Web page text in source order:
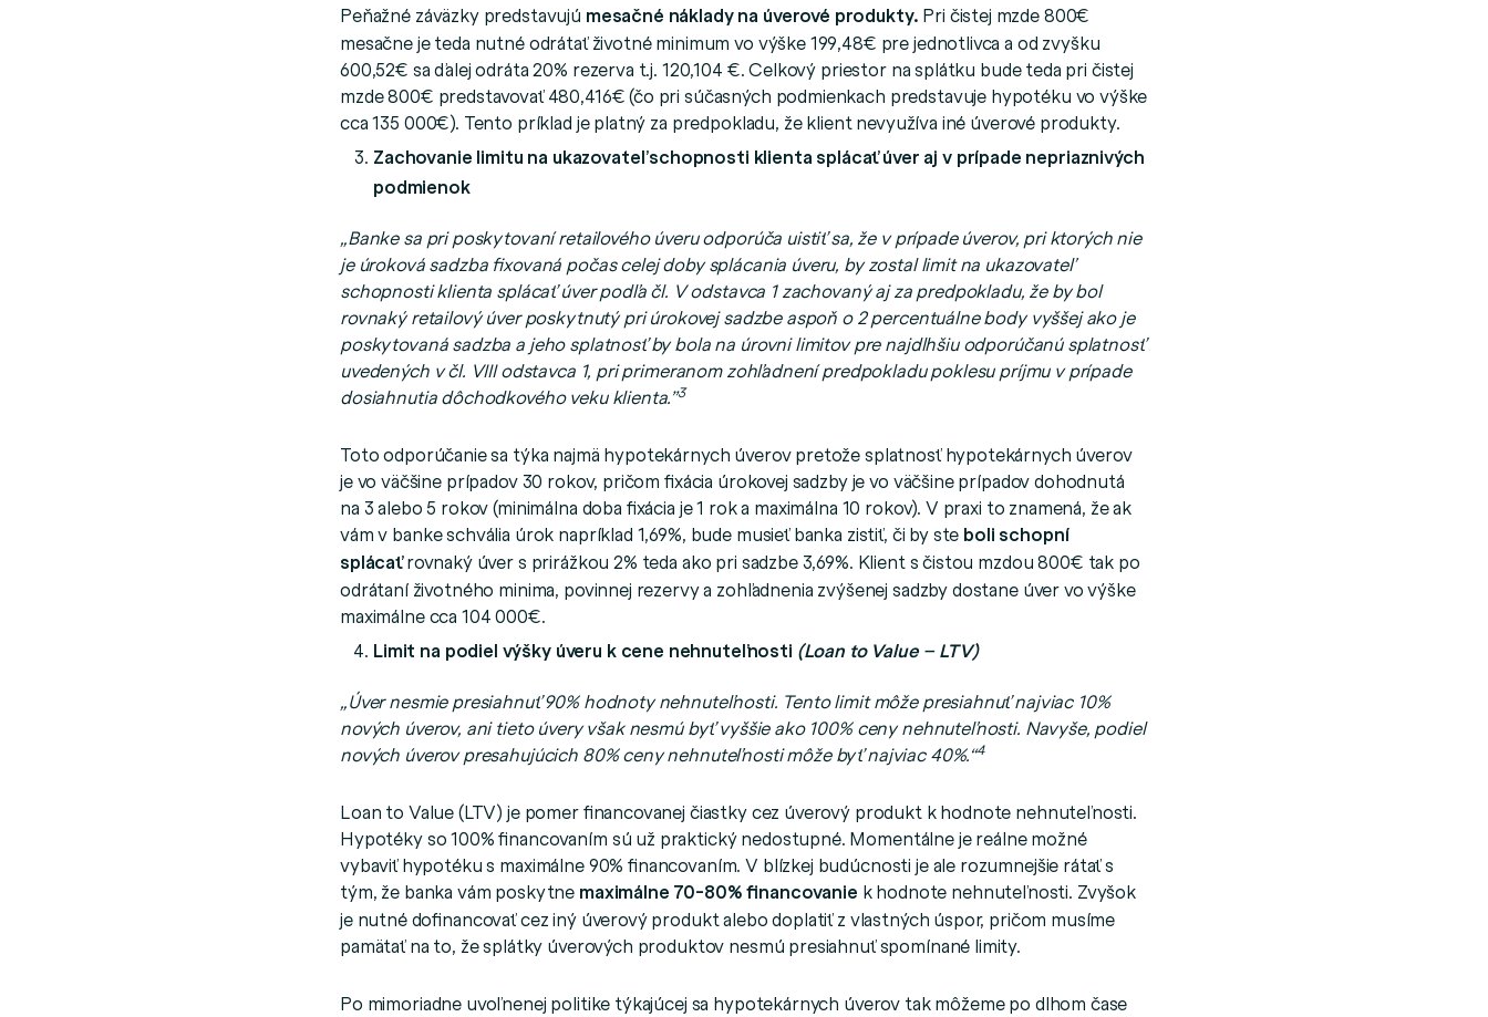
Peňažné záväzky predstavujú mesačné náklady na úverové produkty. Pri čistej mzde 800€
mesačne je teda nutné odrátať životné minimum vo výške 199,48€ pre jednotlivca a od zvyšku
600,52€ sa ďalej odráta 20% rezerva t.j. 120,104 €. Celkový priestor na splátku bude teda pri čistej
mzde 800€ predstavovať 480,416€ (čo pri súčasných podmienkach predstavuje hypotéku vo výške
cca 135 000€). Tento príklad je platný za predpokladu, že klient nevyužíva iné úverové produkty.
Zachovanie limitu na ukazovateľ schopnosti klienta splácať úver aj v prípade nepriaznivých
podmienok
„Banke sa pri poskytovaní retailového úveru odporúča uistiť sa, že v prípade úverov, pri ktorých nie
je úroková sadzba fixovaná počas celej doby splácania úveru, by zostal limit na ukazovateľ
schopnosti klienta splácať úver podľa čl. V odstavca 1 zachovaný aj za predpokladu, že by bol
rovnaký retailový úver poskytnutý pri úrokovej sadzbe aspoň o 2 percentuálne body vyššej ako je
poskytovaná sadzba a jeho splatnosť by bola na úrovni limitov pre najdlhšiu odporúčanú splatnosť
uvedených v čl. VIII odstavca 1, pri primeranom zohľadnení predpokladu poklesu príjmu v prípade
dosiahnutia dôchodkového veku klienta.”3
Toto odporúčanie sa týka najmä hypotekárnych úverov pretože splatnosť hypotekárnych úverov
je vo väčšine prípadov 30 rokov, pričom fixácia úrokovej sadzby je vo väčšine prípadov dohodnutá
na 3 alebo 5 rokov (minimálna doba fixácia je 1 rok a maximálna 10 rokov). V praxi to znamená, že ak
vám v banke schvália úrok napríklad 1,69%, bude musieť banka zistiť, či by ste boli schopní
splácaťrovnaký úver s prirážkou 2% teda ako pri sadzbe 3,69%. Klient s čistou mzdou 800€ tak po
odrátaní životného minima, povinnej rezervy a zohľadnenia zvýšenej sadzby dostane úver vo výške
maximálne cca 104 000€.
Limit na podiel výšky úveru k cene nehnuteľnosti (Loan to Value – LTV)
„Úver nesmie presiahnuť 90% hodnoty nehnuteľnosti. Tento limit môže presiahnuť najviac 10%
nových úverov, ani tieto úvery však nesmú byť vyššie ako 100% ceny nehnuteľnosti. Navyše, podiel
nových úverov presahujúcich 80% ceny nehnuteľnosti môže byť najviac 40%.“4
Loan to Value (LTV) je pomer financovanej čiastky cez úverový produkt k hodnote nehnuteľnosti.
Hypotéky so 100% financovaním sú už praktický nedostupné. Momentálne je reálne možné
vybaviť hypotéku s maximálne 90% financovaním. V blízkej budúcnosti je ale rozumnejšie rátať s
tým, že banka vám poskytne maximálne 70-80% financovanie k hodnote nehnuteľnosti. Zvyšok
je nutné dofinancovať cez iný úverový produkt alebo doplatiť z vlastných úspor, pričom musíme
pamätať na to, že splátky úverových produktov nesmú presiahnuť spomínané limity.
Po mimoriadne uvoľnenej politike týkajúcej sa hypotekárnych úverov tak môžeme po dlhom čase